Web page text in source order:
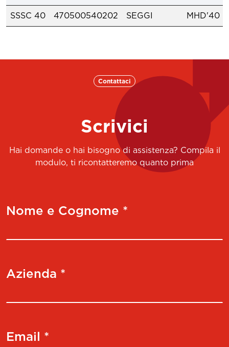
SSSC 40 470500540202 SEGGI MHD'40
Contattaci
Scrivici
Hai domande o hai bisogno di assistenza? Compila il
modulo, ti ricontatteremo quanto prima
Nome e Cognome *
Azienda *
Email *